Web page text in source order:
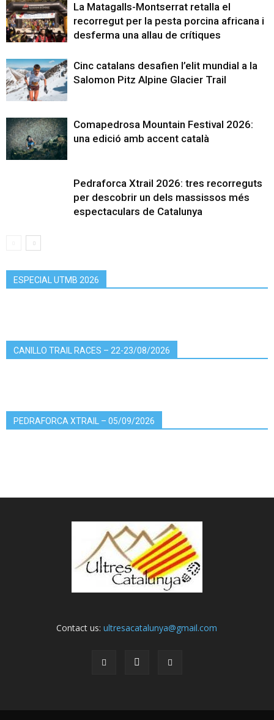
La Matagalls-Montserrat retalla el
recorregut per la pesta porcina africana i
desferma una allau de crítiques
Cinc catalans desafien l’elit mundial a la
Salomon Pitz Alpine Glacier Trail
Comapedrosa Mountain Festival 2026:
una edició amb accent català
Pedraforca Xtrail 2026: tres recorreguts
per descobrir un dels massissos més
espectaculars de Catalunya
ESPECIAL UTMB 2026
CANILLO TRAIL RACES – 22-23/08/2026
PEDRAFORCA XTRAIL – 05/09/2026
Contact us:ultresacatalunya@gmail.com